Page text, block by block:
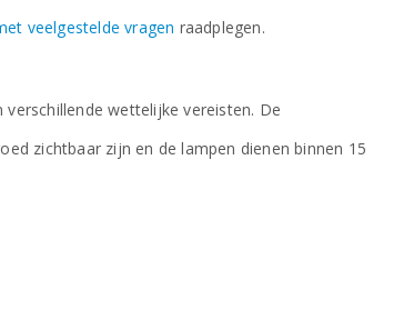
veelgestelde vragen raadplegen.
wettelijke vereisten. De
zichtbaar zijn en de lampen dienen binnen 15